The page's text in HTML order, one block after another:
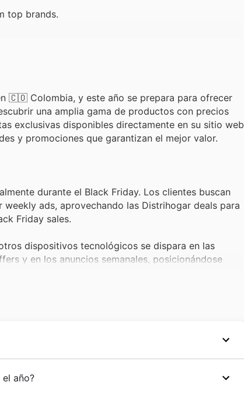
top brands.
🇨🇴 Colombia, y este año se prepara para ofrecer
una amplia gama de productos con precios
exclusivas disponibles directamente en su sitio web
y promociones que garantizan el mejor valor.
durante el Black Friday. Los clientes buscan
ads, aprovechando las Distrihogar deals para
Friday sales.
dispositivos tecnológicos se dispara en las
y en los anuncios semanales, posicionándose
transformar sus hogares con sofás, comedores y
especialmente cuando aparecen en los
acogedor y funcional, especializándose en
año?